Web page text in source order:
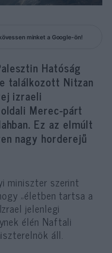
minket a Google-ön!
Hatóság
találkozott Nitzan
izraeli
Merec-párt
Ez az elmúlt
nagy horderejű
miniszter szerint
„életben tartsa a
jelenlegi
élén Naftali
áll.